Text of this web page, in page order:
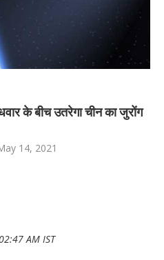
के बीच उतरेगा चीन का जुरोंग
14, 2021
AM IST